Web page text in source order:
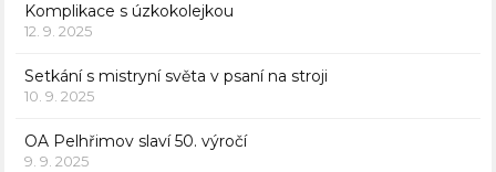
Komplikace s úzkokolejkou
12. 9. 2025
Setkání s mistryní světa v psaní na stroji
10. 9. 2025
OA Pelhřimov slaví 50. výročí
9. 9. 2025